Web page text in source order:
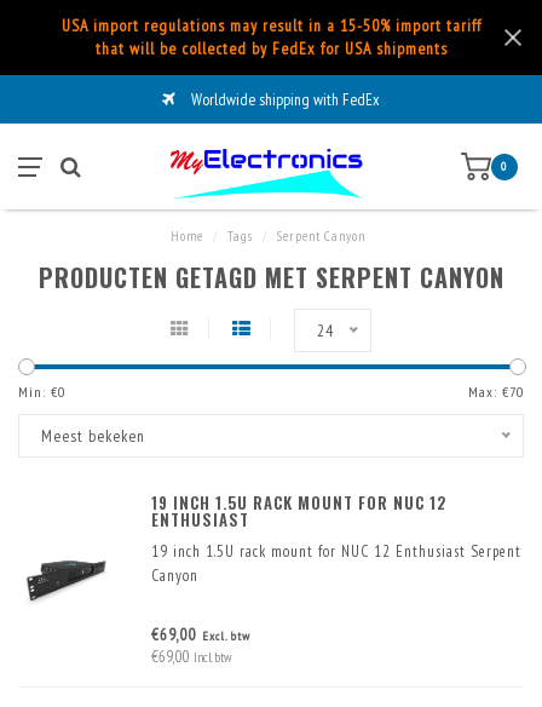
USA import regulations may result in a 15-50% import tariff
that will be collected by FedEx for USA shipments
Worldwide shipping with FedEx
0
Home Tags Serpent Canyon
PRODUCTEN GETAGD MET SERPENT CANYON
24
Min: €0 Max: €70
Meest bekeken
19 INCH 1.5U RACK MOUNT FOR NUC 12
ENTHUSIAST
19 inch 1.5U rack mount for NUC 12 Enthusiast Serpent
Canyon
€69,00 Excl. btw
€69,00 Incl. btw